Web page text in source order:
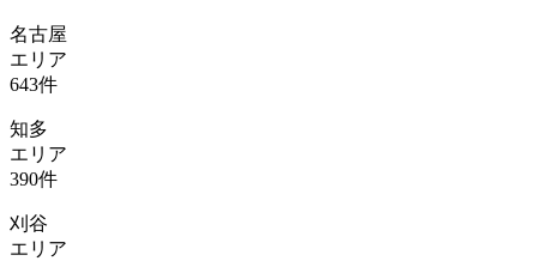
名古屋
エリア
643件
知多
エリア
390件
刈谷
エリア